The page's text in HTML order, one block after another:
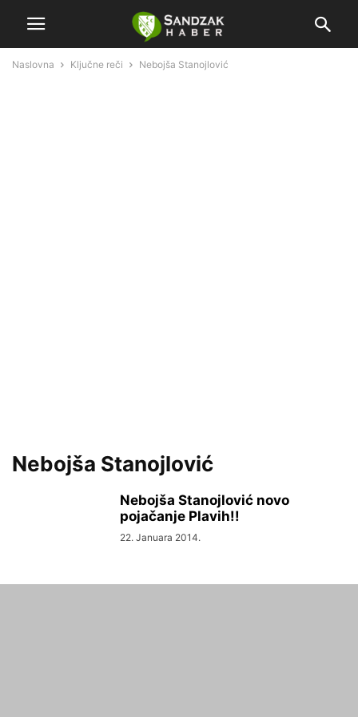
Naslovna Ključne reči Nebojša Stanojlović
Nebojša Stanojlović
Nebojša Stanojlović novo
pojačanje Plavih!!
22. Januara 2014.